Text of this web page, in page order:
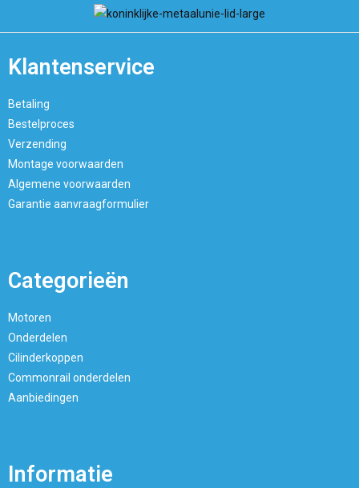
Klantenservice
Betaling
Bestelproces
Verzending
Montage voorwaarden
Algemene voorwaarden
Garantie aanvraagformulier
Categorieën
Motoren
Onderdelen
Cilinderkoppen
Commonrail onderdelen
Aanbiedingen
Informatie